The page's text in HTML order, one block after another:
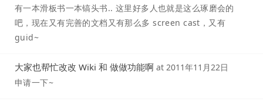
有一本滑板书一本镐头书.. 这里好多人也就是这么琢磨会的
吧，现在又有完善的文档又有那么多 screen cast，又有
guid~
大家也帮忙改改 Wiki 和 做做功能啊 at 2011年11月22日
申请一下~